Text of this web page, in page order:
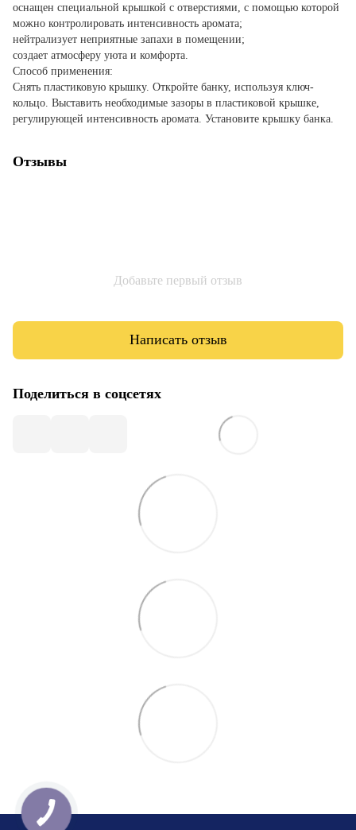
оснащен специальной крышкой с отверстиями, с помощью которой
можно контролировать интенсивность аромата;
нейтрализует неприятные запахи в помещении;
создает атмосферу уюта и комфорта.
Способ применения:
Снять пластиковую крышку. Откройте банку, используя ключ-
кольцо. Выставить необходимые зазоры в пластиковой крышке,
регулирующей интенсивность аромата. Установите крышку банка.
Отзывы
Добавьте первый отзыв
Написать отзыв
Поделиться в соцсетях